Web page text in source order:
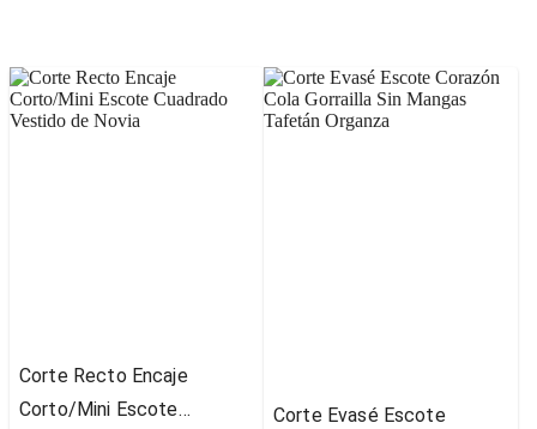
Corte Recto Encaje
Corto/Mini Escote
Corte Evasé Escote